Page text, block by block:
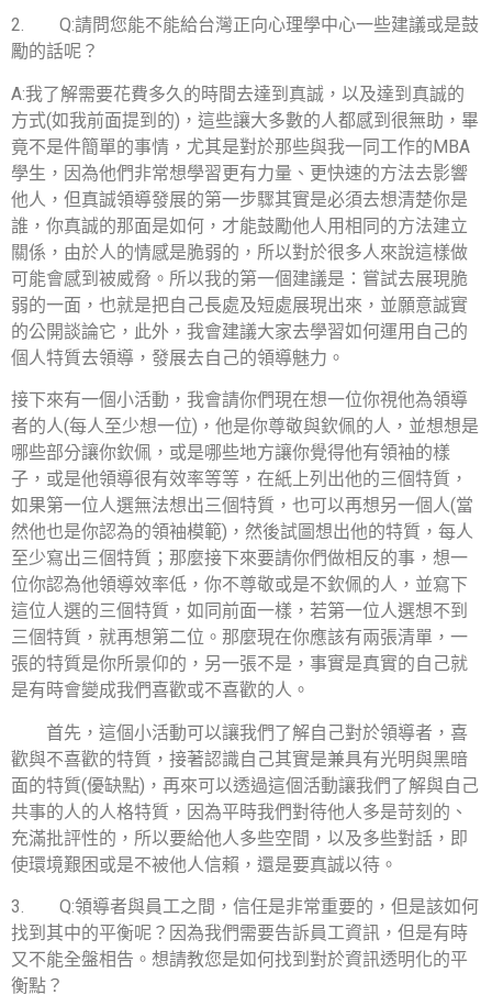
2. Q:請問您能不能給台灣正向心理學中心一些建議或是鼓
勵的話呢？
A:我了解需要花費多久的時間去達到真誠，以及達到真誠的
方式(如我前面提到的) ，這些讓大多數的人都感到很無助，畢
竟不是件簡單的事情，尤其是對於那些與我一同工作的MBA
學生，因為他們非常想學習更有力量、更快速的方法去影響
他人，但真誠領導發展的第一步驟其實是必須去想清楚你是
誰，你真誠的那面是如何，才能鼓勵他人用相同的方法建立
關係，由於人的情感是脆弱的，所以對於很多人來說這樣做
可能會感到被威脅。所以我的第一個建議是：嘗試去展現脆
弱的一面，也就是把自己長處及短處展現出來，並願意誠實
的公開談論它，此外，我會建議大家去學習如何運用自己的
個人特質去領導，發展去自己的領導魅力。
接下來有一個小活動，我會請你們現在想一位你視他為領導
者的人(每人至少想一位) ，他是你尊敬與欽佩的人，並想想是
哪些部分讓你欽佩，或是哪些地方讓你覺得他有領袖的樣
子，或是他領導很有效率等等，在紙上列出他的三個特質，
如果第一位人選無法想出三個特質，也可以再想另一個人(當
然他也是你認為的領袖模範) ，然後試圖想出他的特質，每人
至少寫出三個特質；那麼接下來要請你們做相反的事，想一
位你認為他領導效率低，你不尊敬或是不欽佩的人，並寫下
這位人選的三個特質，如同前面一樣，若第一位人選想不到
三個特質，就再想第二位。那麼現在你應該有兩張清單，一
張的特質是你所景仰的，另一張不是，事實是真實的自己就
是有時會變成我們喜歡或不喜歡的人。
首先，這個小活動可以讓我們了解自己對於領導者，喜
歡與不喜歡的特質，接著認識自己其實是兼具有光明與黑暗
面的特質(優缺點) ，再來可以透過這個活動讓我們了解與自己
共事的人的人格特質，因為平時我們對待他人多是苛刻的、
充滿批評性的，所以要給他人多些空間，以及多些對話，即
使環境艱困或是不被他人信賴，還是要真誠以待。
3. Q:領導者與員工之間，信任是非常重要的，但是該如何
找到其中的平衡呢？因為我們需要告訴員工資訊，但是有時
又不能全盤相告。想請教您是如何找到對於資訊透明化的平
衡點？